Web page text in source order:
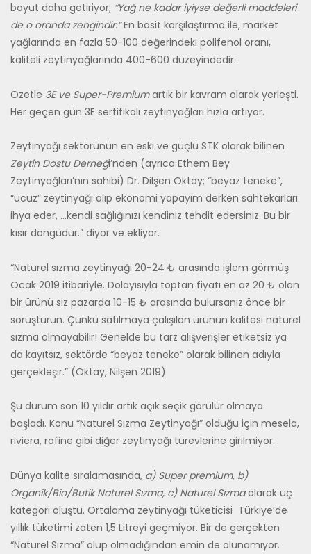
boyut daha getiriyor; “Yağ ne kadar iyiyse değerli maddeleri
de o oranda zengindir.”En basit karşılaştırma ile, market
yağlarında en fazla 50-100 değerindeki polifenol oranı,
kaliteli zeytinyağlarında 400-600 düzeyindedir.
Özetle 3E ve Super-Premiumartık bir kavram olarak yerleşti.
Her geçen gün 3E sertifikalı zeytinyağları hızla artıyor.
Zeytinyağı sektörünün en eski ve güçlü STK olarak bilinen
Zeytin Dostu Derneği’nden (ayrıca Ethem Bey
Zeytinyağları’nın sahibi) Dr. Dilşen Oktay; “beyaz teneke”,
“ucuz” zeytinyağı alıp ekonomi yapayım derken sahtekarları
ihya eder, …kendi sağlığınızı kendiniz tehdit edersiniz. Bu bir
kısır döngüdür.” diyor ve ekliyor.
“Naturel sızma zeytinyağı 20-24 ₺ arasında işlem görmüş
Ocak 2019 itibariyle. Dolayısıyla toptan fiyatı en az 20 ₺ olan
bir ürünü siz pazarda 10-15 ₺ arasında bulursanız önce bir
soruşturun. Çünkü satılmaya çalışılan ürünün kalitesi natürel
sızma olmayabilir! Genelde bu tarz alışverişler etiketsiz ya
da kayıtsız, sektörde “beyaz teneke” olarak bilinen adıyla
gerçekleşir.” (Oktay, Nilşen 2019)
Şu durum son 10 yıldır artık açık seçik görülür olmaya
başladı. Konu “Naturel Sızma Zeytinyağı” olduğu için mesela,
riviera, rafine gibi diğer zeytinyağı türevlerine girilmiyor.
Dünya kalite sıralamasında, a) Super premium, b)
Organik/Bio/Butik Naturel Sızma, c) Naturel Sızmaolarak üç
kategori oluştu. Ortalama zeytinyağı tüketicisi Türkiye’de
yıllık tüketimi zaten 1,5 Litreyi geçmiyor. Bir de gerçekten
“Naturel Sızma” olup olmadığından emin de olunamıyor.